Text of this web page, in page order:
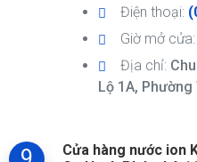
Điện thoại:
Giờ mở cửa:
Địa chỉ:
Lộ 1A,
Cửa hàng nước ion